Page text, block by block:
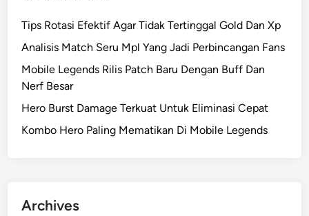
Tips Rotasi Efektif Agar Tidak Tertinggal Gold Dan Xp
Analisis Match Seru Mpl Yang Jadi Perbincangan Fans
Mobile Legends Rilis Patch Baru Dengan Buff Dan
Nerf Besar
Hero Burst Damage Terkuat Untuk Eliminasi Cepat
Kombo Hero Paling Mematikan Di Mobile Legends
Archives